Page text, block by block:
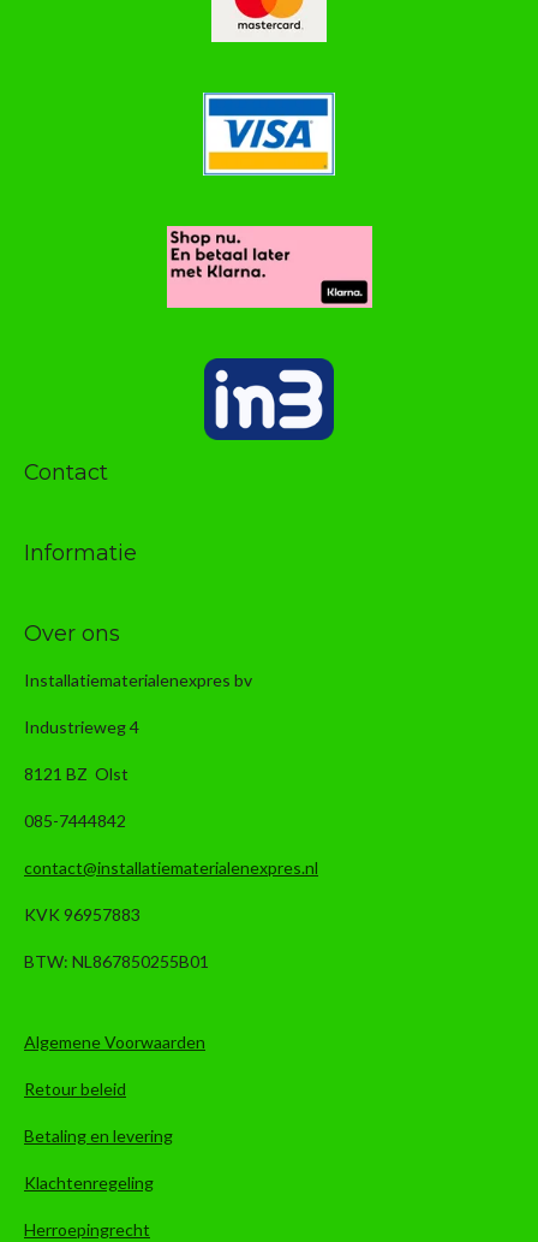
Contact
Informatie
Over ons
Installatiematerialenexpres bv
Industrieweg 4
8121 BZ Olst
085-7444842
contact@installatiematerialenexpres.nl
KVK 96957883
BTW: NL867850255B01
Algemene Voorwaarden
Retour beleid
Betaling en levering
Klachtenregeling
Herroepingrecht